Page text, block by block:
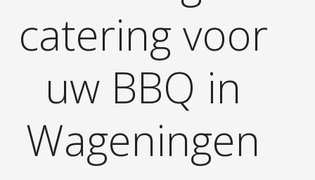
catering voor
uw BBQ in
Wageningen